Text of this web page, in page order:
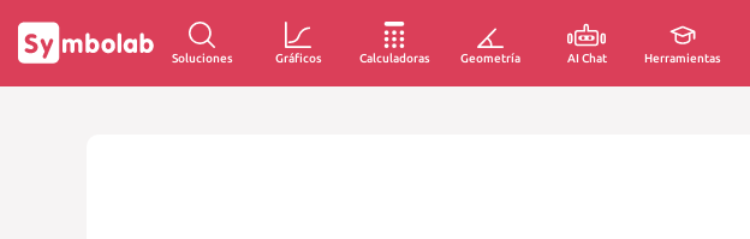
Soluciones Gráficos Calculadoras Geometría AI Chat Herramientas